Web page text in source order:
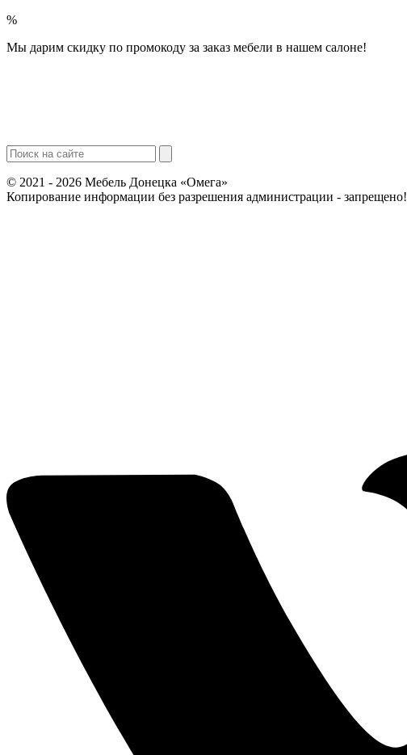
%
Мы дарим скидку по промокоду за заказ мебели в нашем салоне!
© 2021 - 2026 Мебель Донецка «Омега»
Копирование информации без разрешения администрации - запрещено!